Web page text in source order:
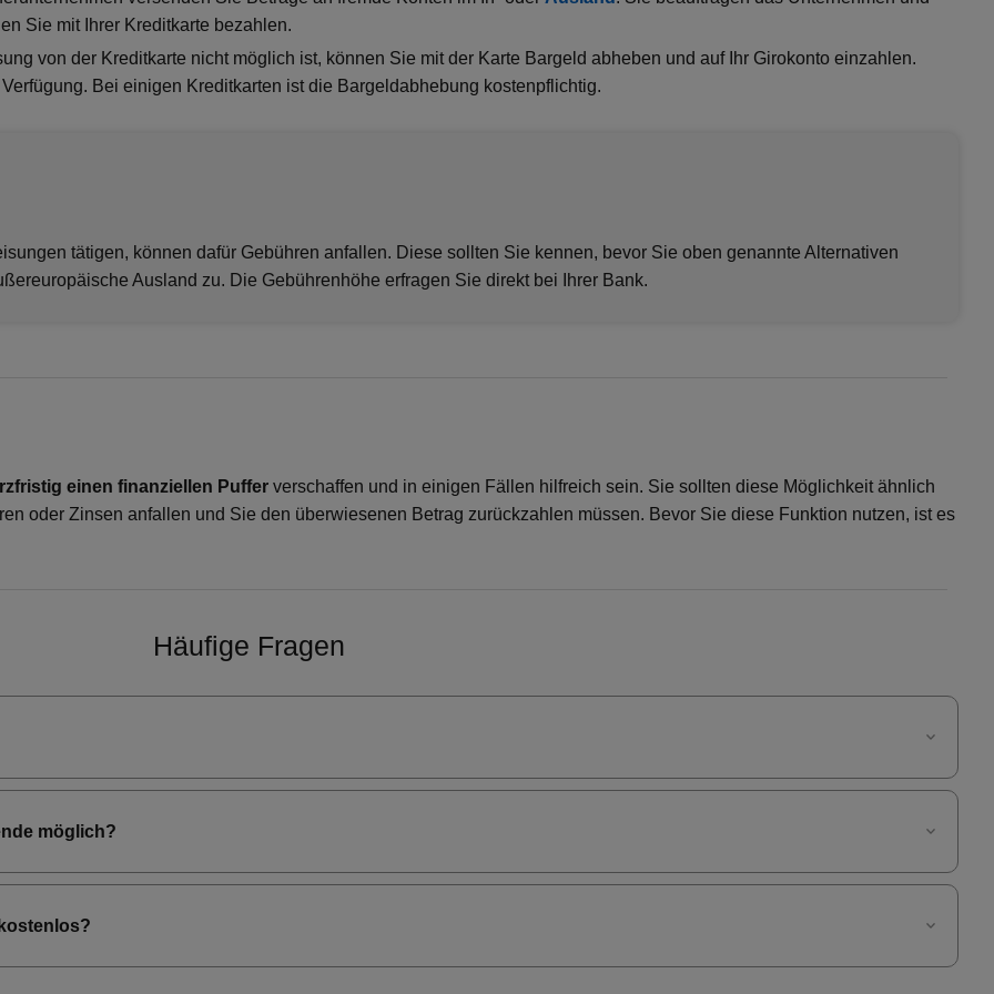
Sie mit Ihrer Kreditkarte bezahlen.
von der Kreditkarte nicht möglich ist, können Sie mit der Karte Bargeld abheben und auf Ihr Girokonto einzahlen.
Bei einigen Kreditkarten ist die Bargeldabhebung kostenpflichtig.
tätigen, können dafür Gebühren anfallen. Diese sollten Sie kennen, bevor Sie oben genannte Alternativen
Ausland zu. Die Gebührenhöhe erfragen Sie direkt bei Ihrer Bank.
einen finanziellen Puffer verschaffen und in einigen Fällen hilfreich sein. Sie sollten diese Möglichkeit ähnlich
oder Zinsen anfallen und Sie den überwiesenen Betrag zurückzahlen müssen. Bevor Sie diese Funktion nutzen, ist es
Häufige Fragen
möglich?